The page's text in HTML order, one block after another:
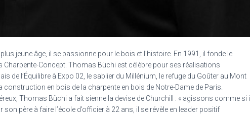
jeune âge, il se passionne pour le bois et l’histoire. En 1991, il fonde le
Charpente-Concept. Thomas Büchi est célèbre pour ses réalisations
de l’Équilibre à Expo 02, le sablier du Millénium, le refuge du Goûter au Mont
construction en bois de la charpente en bois de Notre-Dame de Paris.
Thomas Büchi a fait sienne la devise de Churchill : « agissons comme si il
père à faire l’école d’officier à 22 ans, il se révèle en leader positif